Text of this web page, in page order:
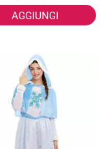
AGGIUNGI